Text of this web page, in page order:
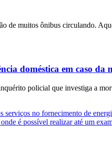
de muitos ônibus circulando.
doméstica em caso
policial que investiga a
serviços no fornecimento de
é possível realizar até um